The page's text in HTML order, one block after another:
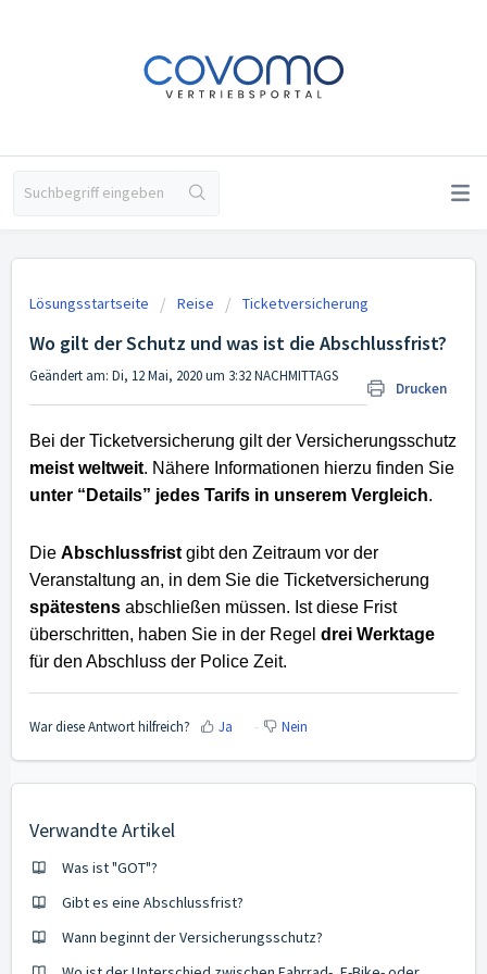
Lösungsstartseite Reise Ticketversicherung
Wo gilt der Schutz und was ist die Abschlussfrist?
Drucken
Geändert am: Di, 12 Mai, 2020 um 3:32 NACHMITTAGS
Bei der Ticketversicherung gilt der Versicherungsschutz
meist weltweit. Nähere Informationen hierzu finden Sie
unter “Details” jedes Tarifs in unserem Vergleich.
Die Abschlussfrist gibt den Zeitraum vor der
Veranstaltung an, in dem Sie die Ticketversicherung
spätestens abschließen müssen. Ist diese Frist
überschritten, haben Sie in der Regel drei Werktage
für den Abschluss der Police Zeit.
War diese Antwort hilfreich? Ja Nein
Verwandte Artikel
Was ist "GOT"?
Gibt es eine Abschlussfrist?
Wann beginnt der Versicherungsschutz?